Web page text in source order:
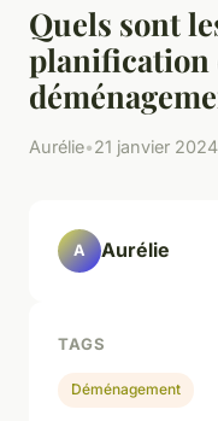
Quels sont
planification
Aurélie•21 janvier 2024
A Aurélie
TAGS
Déménagement